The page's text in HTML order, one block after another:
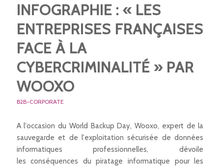
INFOGRAPHIE : « LES
ENTREPRISES FRANÇAISES
FACE À LA
CYBERCRIMINALITÉ » PAR
WOOXO
B2B-CORPORATE
A l'occasion du World Backup Day, Wooxo, expert de la
sauvegarde et de l'exploitation sécurisée de données
informatiques professionnelles, dévoile
les conséquences du piratage informatique pour les